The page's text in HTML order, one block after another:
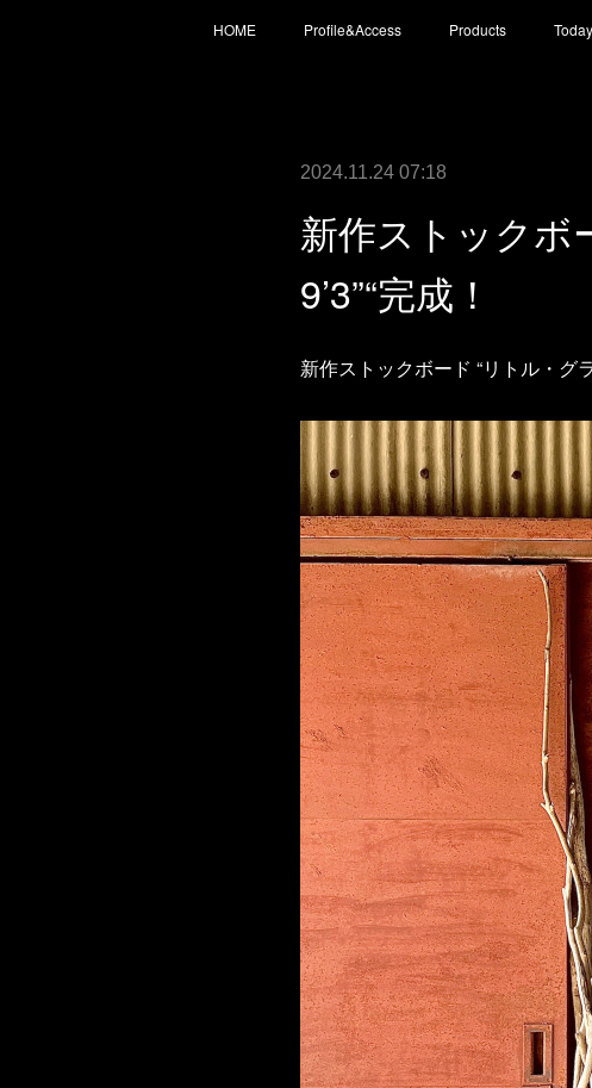
HOME Profile&Access Products
2024.11.24 07:18
新作ストックボ
9’3”“完成！
新作ストックボード “リトル・グ